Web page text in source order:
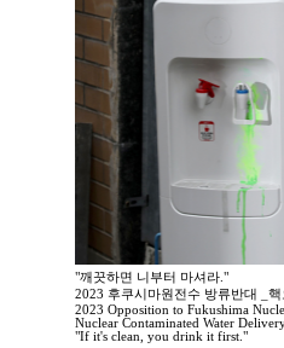
"깨끗하면 니부터 마셔라."
2023 후쿠시마원전수 방류반대 _
2023 Opposition to Fukushima
Nuclear Contaminated Water
"If it's clean, you drink it first."